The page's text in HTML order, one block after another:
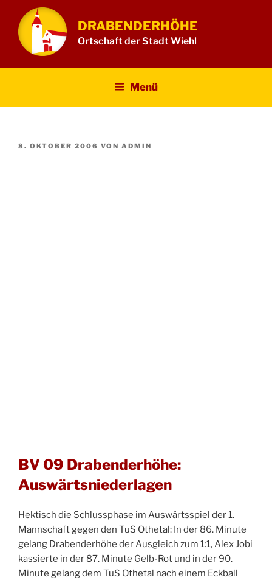
Inhalt
springen
DRABENDERHÖHE
Ortschaft der Stadt Wiehl
Menü
VERÖFFENTLICHT
8. OKTOBER 2006 VON ADMIN
BV 09 Drabenderhöhe:
Auswärtsniederlagen
Hektisch die Schlussphase im Auswärtsspiel der 1.
Mannschaft gegen den TuS Othetal: In der 86. Minute
gelang Drabenderhöhe der Ausgleich zum 1:1, Alex Jobi
kassierte in der 87. Minute Gelb-Rot und in der 90.
Minute gelang dem TuS Othetal nach einem Eckball